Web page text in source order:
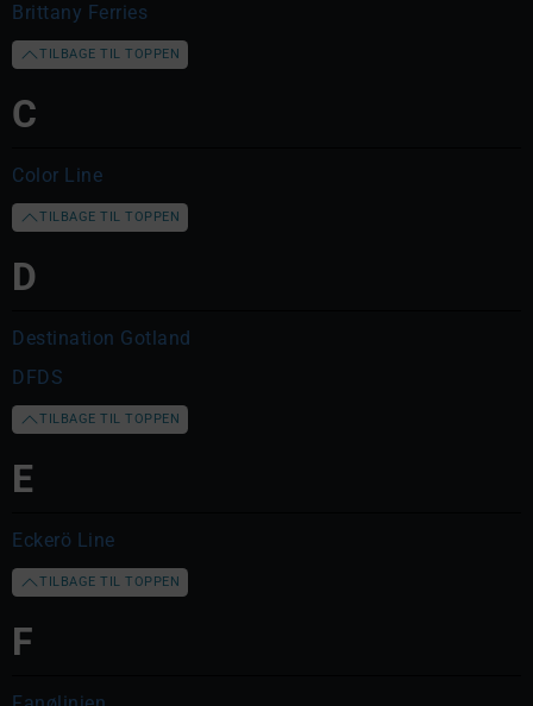
Brittany Ferries
TILBAGE TIL TOPPEN
C
Color Line
TILBAGE TIL TOPPEN
D
Destination Gotland
DFDS
TILBAGE TIL TOPPEN
E
Eckerö Line
TILBAGE TIL TOPPEN
F